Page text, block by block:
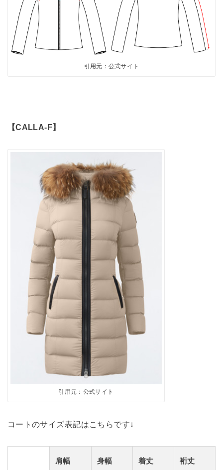
引用元：公式サイト
【CALLA-F】
引用元：公式サイト
コートのサイズ表記はこちらです↓
肩幅 身幅 着丈 裄丈